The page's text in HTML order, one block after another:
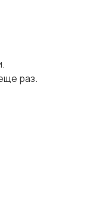
раз.